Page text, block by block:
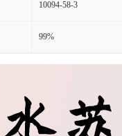
10094-58-3
99%